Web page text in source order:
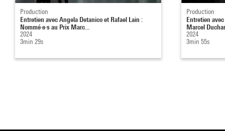
Production
Entretien avec Angela Detanico et Rafael Lain :
Nommé·e·s au Prix Marc...
2024
3min 29s
Production
Entretien
Marcel
2024
3min 55s